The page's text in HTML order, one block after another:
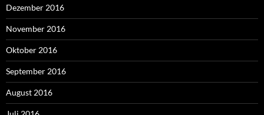
Dezember 2016
November 2016
Oktober 2016
September 2016
August 2016